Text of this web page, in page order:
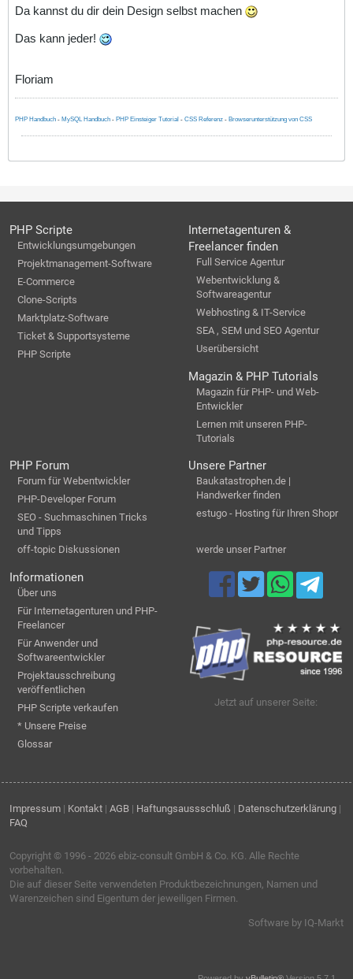
Da kannst du dir dein Design selbst machen
Das kann jeder!
Floriam
PHP Handbuch - MySQL Handbuch - PHP Einsteiger Tutorial - CSS Referenz - Browserunterstützung von CSS
PHP Scripte
Entwicklungsumgebungen
Projektmanagement-Software
E-Commerce
Clone-Scripts
Marktplatz-Software
Ticket & Supportsysteme
PHP Scripte
Internetagenturen &
Freelancer finden
Full Service Agentur
Webentwicklung &
Softwareagentur
Webhosting & IT-Service
SEA , SEM und SEO Agentur
Userübersicht
Magazin & PHP Tutorials
Magazin für PHP- und Web-
Entwickler
Lernen mit unseren PHP-
Tutorials
PHP Forum
Forum für Webentwickler
PHP-Developer Forum
SEO - Suchmaschinen Tricks
und Tipps
off-topic Diskussionen
Unsere Partner
Baukatastrophen.de |
Handwerker finden
estugo - Hosting für Ihren Shopr
werde unser Partner
Informationen
Über uns
Für Internetagenturen und PHP-
Freelancer
Für Anwender und
Softwareentwickler
Projektausschreibung
veröffentlichen
PHP Scripte verkaufen
* Unsere Preise
Glossar
Jetzt auf unserer Seite:
Impressum | Kontakt | AGB | Haftungsaussschluß | Datenschutzerklärung |
FAQ
Copyright © 1996 - 2026 ebiz-consult GmbH & Co. KG. Alle Rechte
vorbehalten.
Die auf dieser Seite verwendeten Produktbezeichnungen, Namen und
Warenzeichen sind Eigentum der jeweiligen Firmen.
Software by IQ-Markt